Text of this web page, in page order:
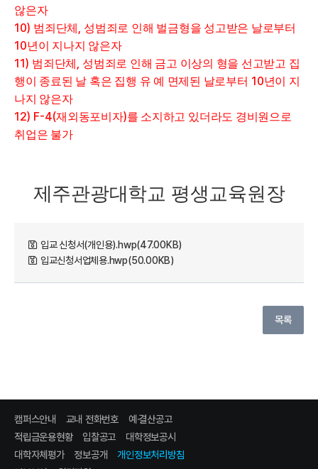
않은자
10) 범죄단체 , 성범죄로 인해 벌금형을 성고받은 날로부터
10년이 지나지 않은자
11) 범죄단체 , 성범죄로 인해 금고 이상의 형을 선고받고 집
행이 종료된 날 혹은 집행 유 예 면제된 날로부터 10년이 지
나지 않은자
12) F-4(재외동포비자)를 소지하고 있더라도 경비원으로
취업은 불가
제주관광대학교 평생교육원장
입교 신청서(개인용).hwp(47.00KB)
입교신청서업체용.hwp(50.00KB)
목록
캠퍼스안내 교내 전화번호
예·결산공고
적립금운용현황
입찰공고
대학정보공시
대학자체평가
정보공개
개인정보처리방침